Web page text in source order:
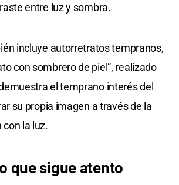
entre luz y sombra.
incluye autorretratos tempranos,
con sombrero de piel”, realizado
el temprano interés del
su propia imagen a través de la
la luz.
que sigue atento